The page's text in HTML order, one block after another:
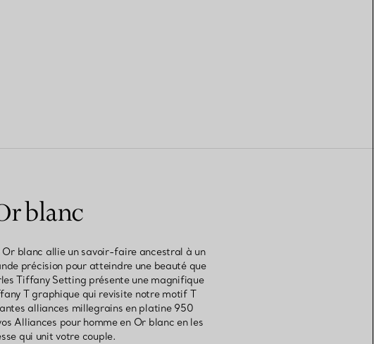
blanc
Or blanc allie un savoir-faire ancestral à un
précision pour atteindre une beauté que
Tiffany Setting présente une magnifique
T graphique qui revisite notre motif T
alliances millegrains en platine 950
Alliances pour homme en Or blanc en les
qui unit votre couple.